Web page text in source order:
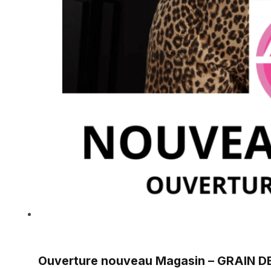
Ouverture nouveau Magasin – GRAIN